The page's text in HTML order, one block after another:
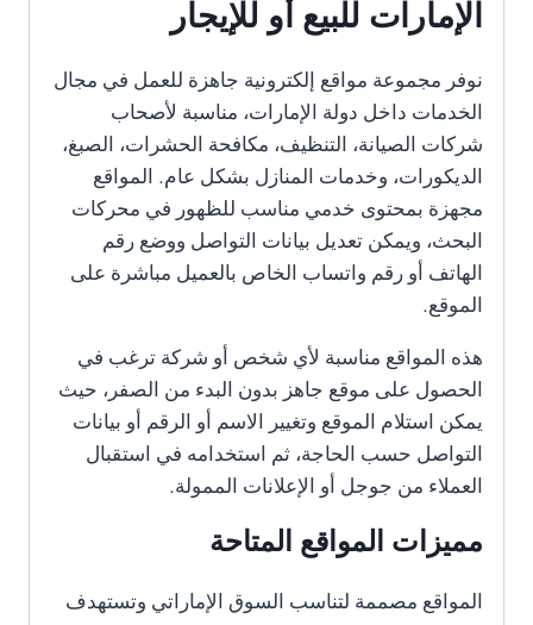
الإمارات للبيع أو للإيجار
نوفر مجموعة مواقع إلكترونية جاهزة للعمل في مجال
الخدمات داخل دولة الإمارات، مناسبة لأصحاب
شركات الصيانة، التنظيف، مكافحة الحشرات، الصبغ،
الديكورات، وخدمات المنازل بشكل عام. المواقع
مجهزة بمحتوى خدمي مناسب للظهور في محركات
البحث، ويمكن تعديل بيانات التواصل ووضع رقم
الهاتف أو رقم واتساب الخاص بالعميل مباشرة على
الموقع.
هذه المواقع مناسبة لأي شخص أو شركة ترغب في
الحصول على موقع جاهز بدون البدء من الصفر، حيث
يمكن استلام الموقع وتغيير الاسم أو الرقم أو بيانات
التواصل حسب الحاجة، ثم استخدامه في استقبال
العملاء من جوجل أو الإعلانات الممولة.
مميزات المواقع المتاحة
المواقع مصممة لتناسب السوق الإماراتي وتستهدف